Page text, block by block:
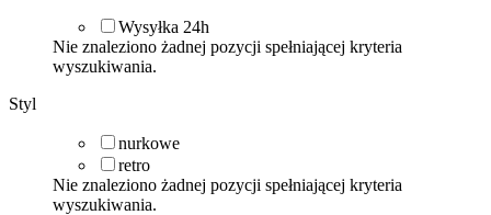
Wysyłka 24h
Nie znaleziono żadnej pozycji spełniającej kryteria
wyszukiwania.
Styl
nurkowe
retro
Nie znaleziono żadnej pozycji spełniającej kryteria
wyszukiwania.